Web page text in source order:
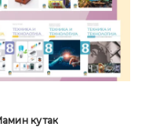
кутак